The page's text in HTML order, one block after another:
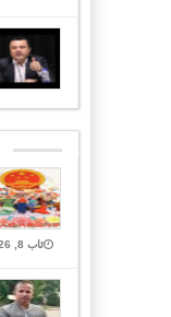
ئاب 8, 2026